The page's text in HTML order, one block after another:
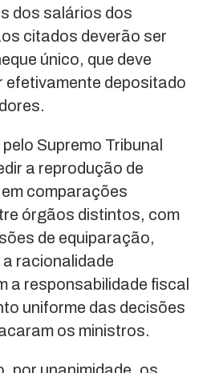
dos salários dos
citados deverão ser
único, que deve
efetivamente depositado
Supremo Tribunal
a reprodução de
comparações
órgãos distintos, com
de equiparação,
racionalidade
a responsabilidade fiscal
uniforme das decisões
os ministros.